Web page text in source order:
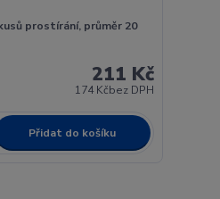
prostírání, průměr 20
211 Kč
174 Kčbez DPH
Přidat do košíku